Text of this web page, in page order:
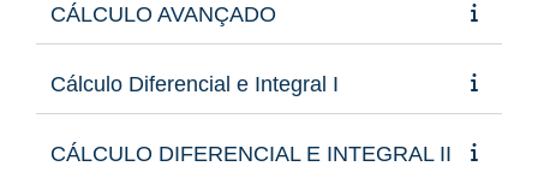
CÁLCULO AVANÇADO
Cálculo Diferencial e Integral I
CÁLCULO DIFERENCIAL E INTEGRAL II